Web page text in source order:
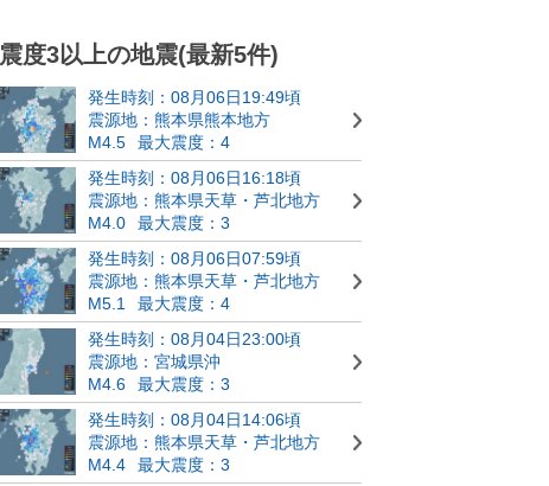
震度3以上の地震(最新5件)
発生時刻：08月06日19:49頃
震源地：熊本県熊本地方
M4.5
最大震度：4
発生時刻：08月06日16:18頃
震源地：熊本県天草・芦北地方
M4.0
最大震度：3
発生時刻：08月06日07:59頃
震源地：熊本県天草・芦北地方
M5.1
最大震度：4
発生時刻：08月04日23:00頃
震源地：宮城県沖
M4.6
最大震度：3
発生時刻：08月04日14:06頃
震源地：熊本県天草・芦北地方
M4.4
最大震度：3